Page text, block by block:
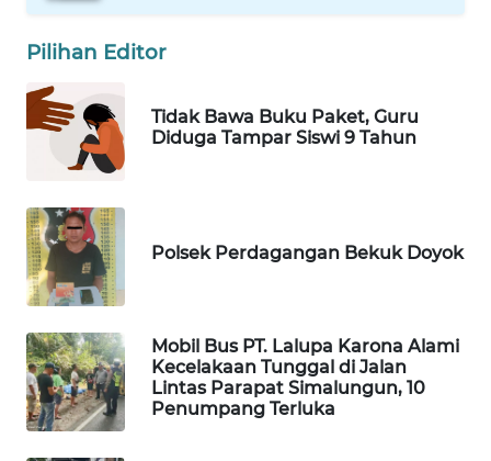
Pilihan Editor
Tidak Bawa Buku Paket, Guru
Diduga Tampar Siswi 9 Tahun
Polsek Perdagangan Bekuk Doyok
Mobil Bus PT. Lalupa Karona Alami
Kecelakaan Tunggal di Jalan
Lintas Parapat Simalungun, 10
Penumpang Terluka
FORWAMKI
ALPERKLINAS
TAMBANG
NEWS
SITUNGIR
NEWS
SIDIKALANG